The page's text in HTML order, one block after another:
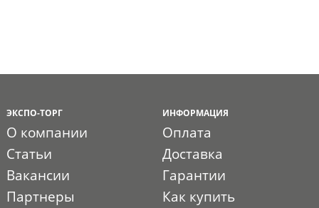
ЭКСПО-ТОРГ
О компании
Статьи
Вакансии
Партнеры
ИНФОРМАЦИЯ
Оплата
Доставка
Гарантии
Как купить